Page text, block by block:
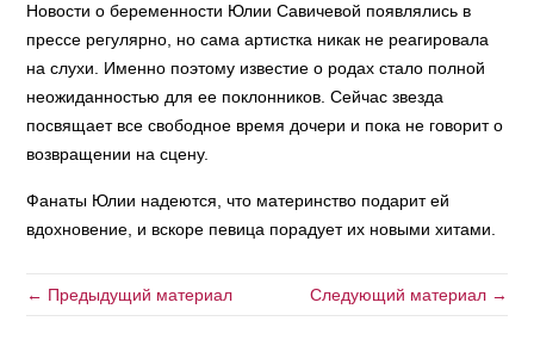
Новости о беременности Юлии Савичевой появлялись в
прессе регулярно, но сама артистка никак не реагировала
на слухи. Именно поэтому известие о родах стало полной
неожиданностью для ее поклонников. Сейчас звезда
посвящает все свободное время дочери и пока не говорит о
возвращении на сцену.
Фанаты Юлии надеются, что материнство подарит ей
вдохновение, и вскоре певица порадует их новыми хитами.
← Предыдущий материал Следующий материал →